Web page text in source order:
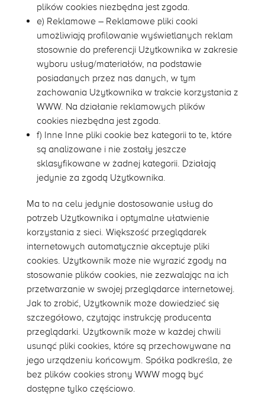
plików cookies niezbędna jest zgoda.
e) Reklamowe – Reklamowe pliki cooki
umożliwiają profilowanie wyświetlanych reklam
stosownie do preferencji Użytkownika w zakresie
wyboru usług/materiałów, na podstawie
posiadanych przez nas danych, w tym
zachowania Użytkownika w trakcie korzystania z
WWW. Na działanie reklamowych plików
cookies niezbędna jest zgoda.
f) Inne Inne pliki cookie bez kategorii to te, które
są analizowane i nie zostały jeszcze
sklasyfikowane w żadnej kategorii. Działają
jedynie za zgodą Użytkownika.
Ma to na celu jedynie dostosowanie usług do
potrzeb Użytkownika i optymalne ułatwienie
korzystania z sieci. Większość przeglądarek
internetowych automatycznie akceptuje pliki
cookies. Użytkownik może nie wyrazić zgody na
stosowanie plików cookies, nie zezwalając na ich
przetwarzanie w swojej przeglądarce internetowej.
Jak to zrobić, Użytkownik może dowiedzieć się
szczegółowo, czytając instrukcję producenta
przeglądarki. Użytkownik może w każdej chwili
usunąć pliki cookies, które są przechowywane na
jego urządzeniu końcowym. Spółka podkreśla, że
bez plików cookies strony WWW mogą być
dostępne tylko częściowo.